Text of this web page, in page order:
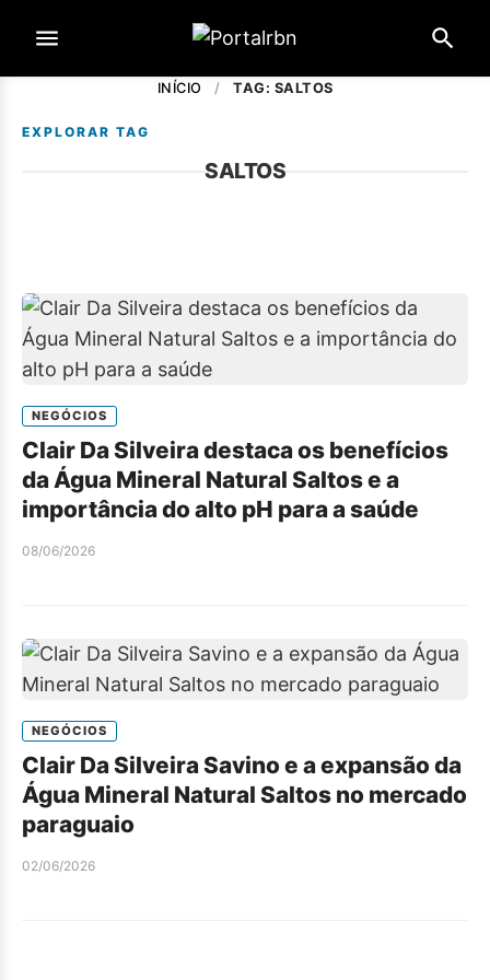
INÍCIO / TAG: SALTOS
EXPLORAR TAG
SALTOS
NEGÓCIOS
Clair Da Silveira destaca os benefícios
da Água Mineral Natural Saltos e a
importância do alto pH para a saúde
08/06/2026
NEGÓCIOS
Clair Da Silveira Savino e a expansão da
Água Mineral Natural Saltos no mercado
paraguaio
02/06/2026